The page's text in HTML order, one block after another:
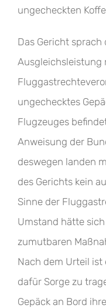
ungecheckten
Das Gericht
Ausgleichsleistung
ungechecktes
Flugzeuges
Anweisung der
deswegen landen
des Gerichts kein
Sinne der
Umstand hätte
zumutbaren
Nach dem Urteil ist
dafür Sorge zu
Gepäck an Bord